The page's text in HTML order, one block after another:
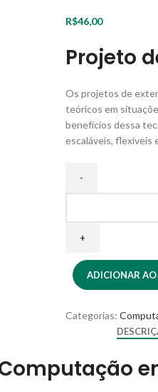
R$46,00
Projeto
Os projetos de
teóricos em
benefícios dessa
escaláveis, flexíveis
ADICIONAR
Categorias: